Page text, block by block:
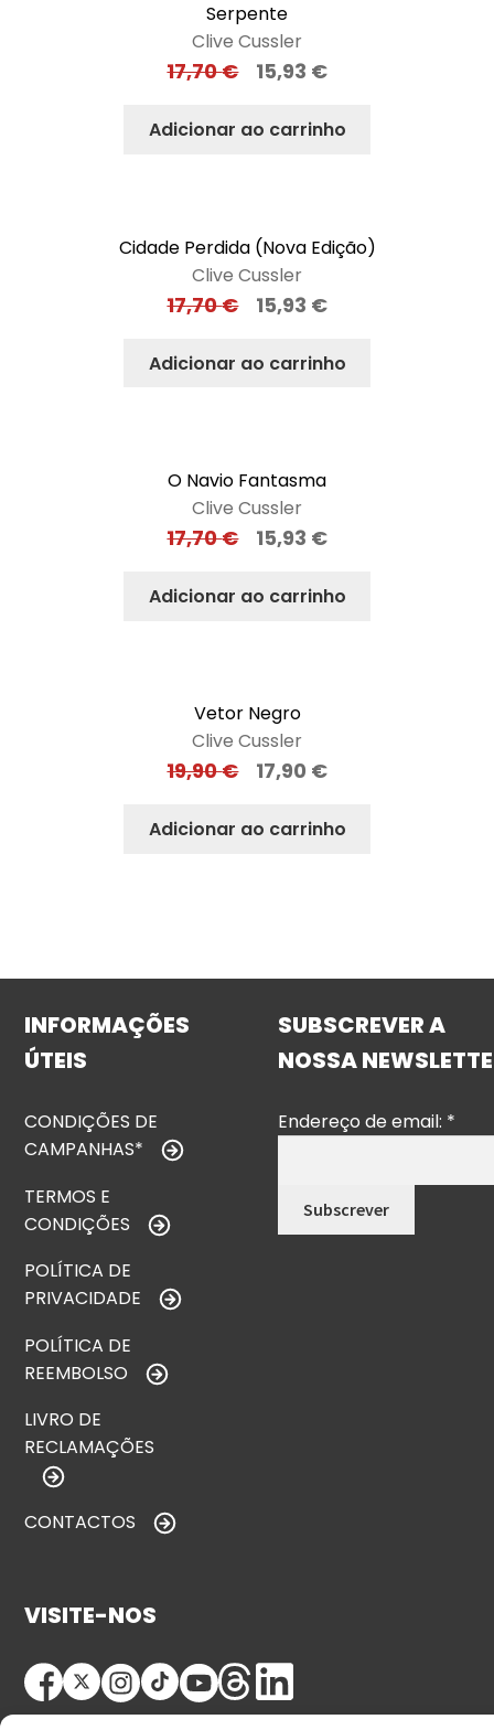
Serpente
Clive Cussler
17,70€ 15,93 €
Adicionar ao carrinho
Cidade Perdida (Nova Edição)
Clive Cussler
17,70€ 15,93 €
Adicionar ao carrinho
O Navio Fantasma
Clive Cussler
17,70€ 15,93 €
Adicionar ao carrinho
Vetor Negro
Clive Cussler
19,90€ 17,90 €
Adicionar ao carrinho
INFORMAÇÕES
ÚTEIS
CONDIÇÕES DE
CAMPANHAS*
TERMOS E
CONDIÇÕES
POLÍTICA DE
PRIVACIDADE
POLÍTICA DE
REEMBOLSO
LIVRO DE
RECLAMAÇÕES
CONTACTOS
SUBSCREVER A
NOSSA
Endereço de email: *
VISITE-NOS